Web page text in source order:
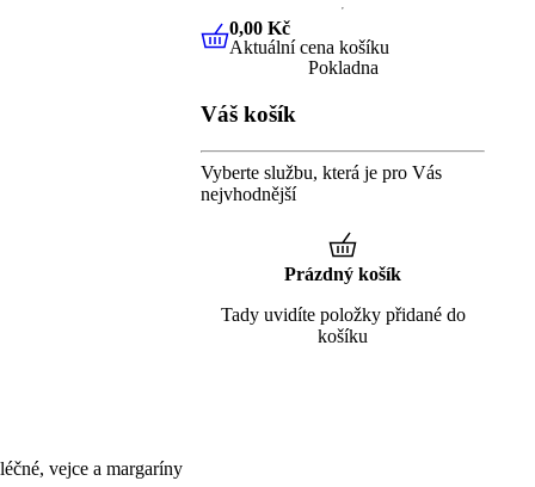
vejce a margaríny
0,00 KčAktuální cena košíku
0,00 Kč
Aktuální cena košíku
Pokladna
Váš košík
Vyberte službu, která je pro Vás
nejvhodnější
Prázdný košík
Tady uvidíte položky přidané do
košíku